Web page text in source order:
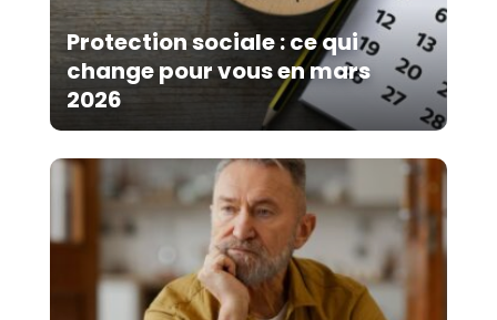
Protection sociale : ce qui
change pour vous en mars
2026